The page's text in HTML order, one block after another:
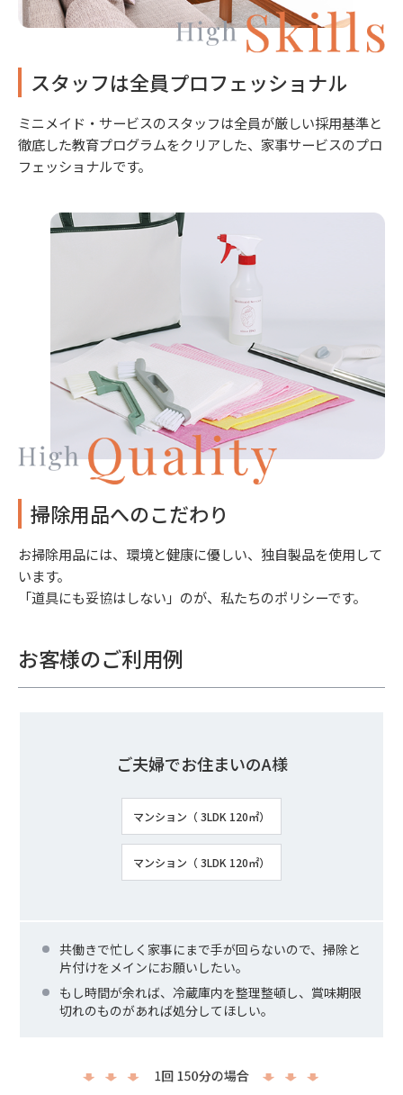
スタッフは全員プロフェッショナル
ミニメイド・サービスのスタッフは全員が厳しい採用基準と
徹底した教育プログラムをクリアした、家事サービスのプロ
フェッショナルです。
掃除用品へのこだわり
お掃除用品には、環境と健康に優しい、独自製品を使用して
います。
「道具にも妥協はしない」のが、私たちのポリシーです。
お客様のご利用例
ご夫婦でお住まいのA様
マンション（ 3LDK 120㎡）
マンション（ 3LDK 120㎡）
共働きで忙しく家事にまで手が回らないので、掃除と
片付けをメインにお願いしたい。
もし時間が余れば、冷蔵庫内を整理整頓し、賞味期限
切れのものがあれば処分してほしい。